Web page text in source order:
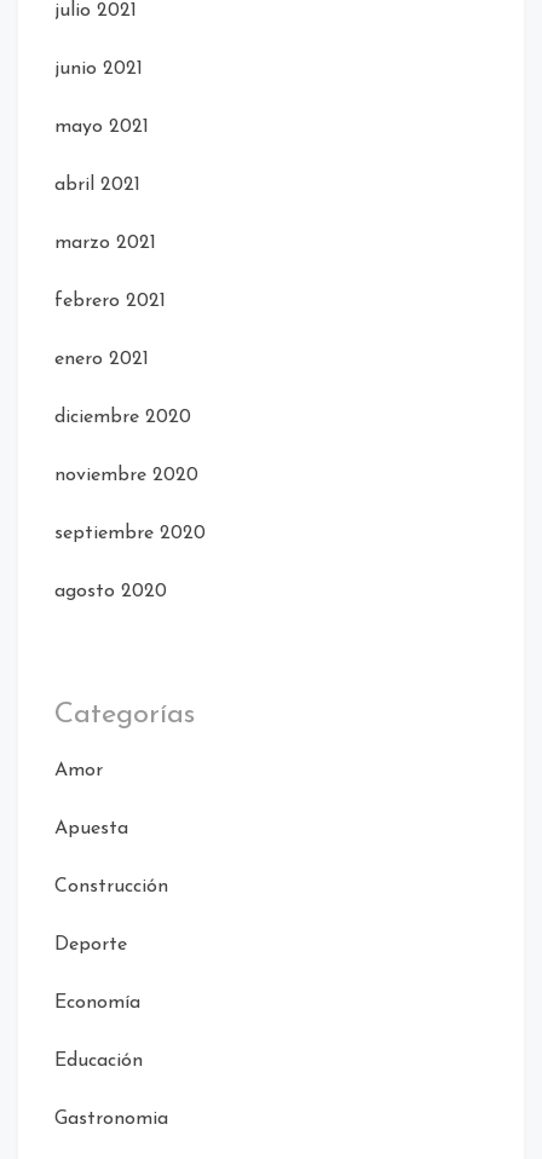
julio 2021
junio 2021
mayo 2021
abril 2021
marzo 2021
febrero 2021
enero 2021
diciembre 2020
noviembre 2020
septiembre 2020
agosto 2020
Categorías
Amor
Apuesta
Construcción
Deporte
Economía
Educación
Gastronomia